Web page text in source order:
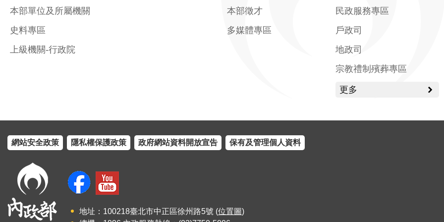
本部單位及所屬機關
史料專區
上級機關-行政院
本部徵才
多媒體專區
民政服務專區
戶政司
地政司
宗教禮制殯葬專區
更多
網站安全政策 隱私權保護政策 政府網站資料開放宣告 保有及管理個人資料
地址：100218臺北市中正區徐州路5號 (位置圖)